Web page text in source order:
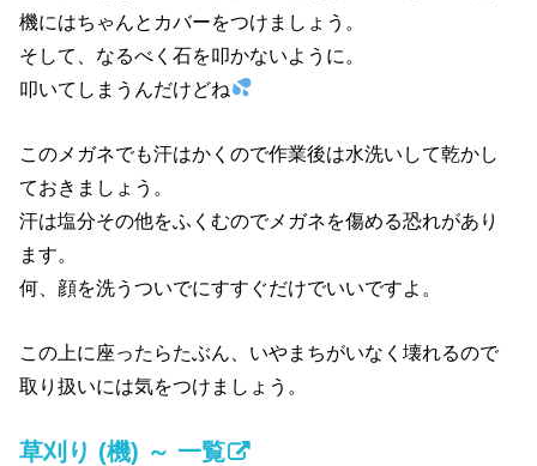
機にはちゃんとカバーをつけましょう。
そして、なるべく石を叩かないように。
叩いてしまうんだけどね
このメガネでも汗はかくので作業後は水洗いして乾かし
ておきましょう。
汗は塩分その他をふくむのでメガネを傷める恐れがあり
ます。
何、顔を洗うついでにすすぐだけでいいですよ。
この上に座ったらたぶん、いやまちがいなく壊れるので
取り扱いには気をつけましょう。
草刈り (機) ～ 一覧